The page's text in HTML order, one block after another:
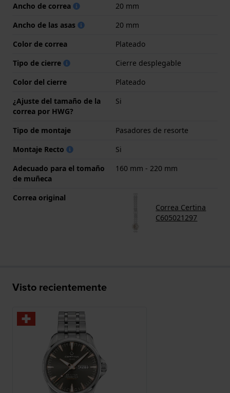
Ancho de correa
20 mm
Ancho de las asas
20 mm
Color de correa
Plateado
Tipo de cierre
Cierre desplegable
Color del cierre
Plateado
¿Ajuste del tamaño de la
correa por HWG?
Si
Tipo de montaje
Pasadores de resorte
Montaje Recto
Si
Adecuado para el tomaño
de muñeca
160 mm - 220 mm
Correa original
Correa Certina
C605021297
Visto recientemente